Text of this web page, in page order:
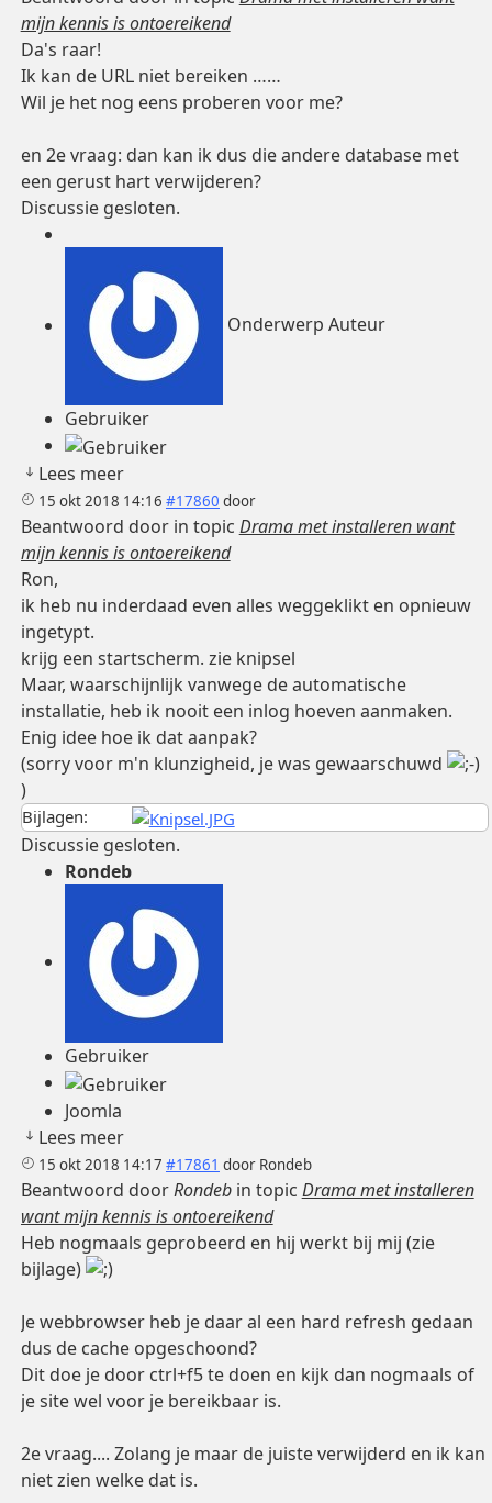
mijn kennis is ontoereikend
Da's raar!
Ik kan de URL niet bereiken ……
Wil je het nog eens proberen voor me?
en 2e vraag: dan kan ik dus die andere database met
een gerust hart verwijderen?
Discussie gesloten.
Onderwerp Auteur
Gebruiker
Lees meer
15 okt 2018 14:16 #17860 door
Beantwoord door in topic Drama met installeren want
mijn kennis is ontoereikend
Ron,
ik heb nu inderdaad even alles weggeklikt en opnieuw
ingetypt.
krijg een startscherm. zie knipsel
Maar, waarschijnlijk vanwege de automatische
installatie, heb ik nooit een inlog hoeven aanmaken.
Enig idee hoe ik dat aanpak?
(sorry voor m'n klunzigheid, je was gewaarschuwd
)
Bijlagen:
Discussie gesloten.
Rondeb
Gebruiker
Joomla
Lees meer
15 okt 2018 14:17 #17861 door Rondeb
Beantwoord doorRondebin topic Drama met installeren
want mijn kennis is ontoereikend
Heb nogmaals geprobeerd en hij werkt bij mij (zie
bijlage)
Je webbrowser heb je daar al een hard refresh gedaan
dus de cache opgeschoond?
Dit doe je door ctrl+f5 te doen en kijk dan nogmaals of
je site wel voor je bereikbaar is.
2e vraag.... Zolang je maar de juiste verwijderd en ik kan
niet zien welke dat is.